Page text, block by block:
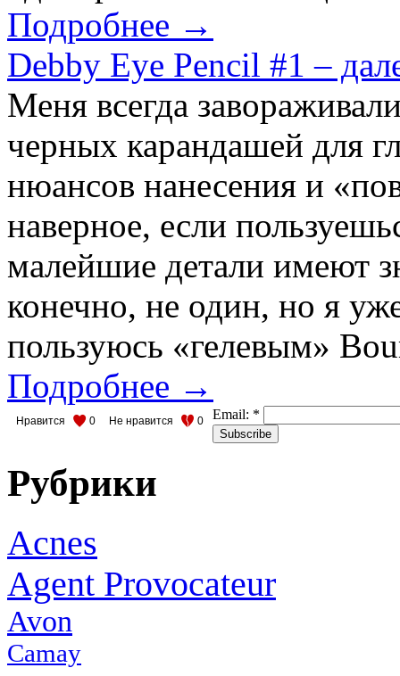
Подробнее →
Debby Eye Pencil #1 –
Меня всегда
черных карандашей для
нюансов нанесения и
наверное, если
малейшие детали имеют
конечно, не один, но я
пользуюсь «гелевым»
Подробнее →
Нравится 0 Не нравится 0 Email: *
Рубрики
Acnes
Agent Provocateur
Avon
Camay